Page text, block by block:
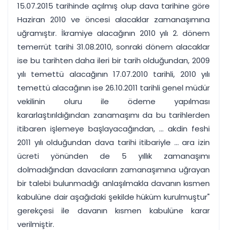
15.07.2015 tarihinde açılmış olup dava tarihine göre
Haziran 2010 ve öncesi alacaklar zamanaşımına
uğramıştır. İkramiye alacağının 2010 yılı 2. dönem
temerrüt tarihi 31.08.2010, sonraki dönem alacaklar
ise bu tarihten daha ileri bir tarih olduğundan, 2009
yılı temettü alacağının 17.07.2010 tarihli, 2010 yılı
temettü alacağının ise 26.10.2011 tarihli genel müdür
vekilinin oluru ile ödeme yapılması
kararlaştırıldığından zanamaşımı da bu tarihlerden
itibaren işlemeye başlayacağından, ... akdin feshi
2011 yılı olduğundan dava tarihi itibariyle ... ara izin
ücreti yönünden de 5 yıllık zamanaşımı
dolmadığından davacıların zamanaşımına uğrayan
bir talebi bulunmadığı anlaşılmakla davanın kısmen
kabulüne dair aşağıdaki şekilde hüküm kurulmuştur"
gerekçesi ile davanın kısmen kabulüne karar
verilmiştir.